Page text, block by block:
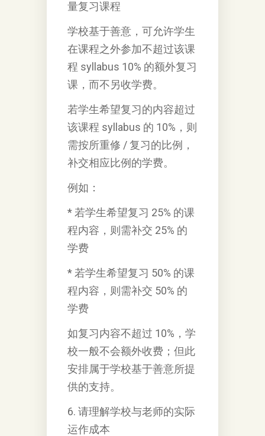
量复习课程
学校基于善意，可允许学生
在课程之外参加不超过该课
程 syllabus 10% 的额外复习
课，而不另收学费。
若学生希望复习的内容超过
该课程 syllabus 的 10%，则
需按所重修 / 复习的比例，
补交相应比例的学费。
例如：
* 若学生希望复习 25% 的课
程内容，则需补交 25% 的
学费
* 若学生希望复习 50% 的课
程内容，则需补交 50% 的
学费
如复习内容不超过 10%，学
校一般不会额外收费；但此
安排属于学校基于善意所提
供的支持。
6. 请理解学校与老师的实际
运作成本